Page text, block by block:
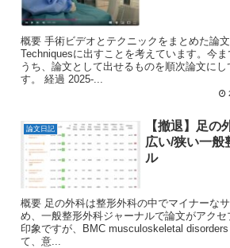
概要 手術ビデオとテクニックをまとめた論
Techniquesに出すことを考えています。今
うち、論文として出せるものを順次論文にし
す。 経過 2025-...
論文日記
【撤退】足の
広い/狭い一般
ル
概要 足の外科は整形外科の中でマイナーな
め、一般整形外科ジャーナルで論文がアク
印象ですが、BMC musculoskeletal
て、意...